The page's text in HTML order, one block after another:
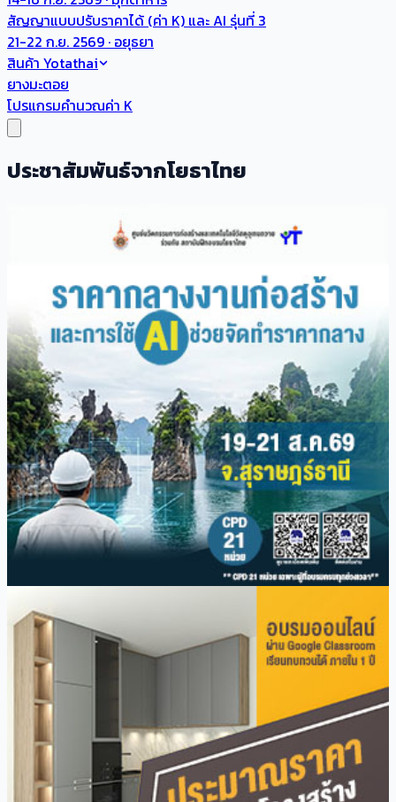
สัญญาแบบปรับราคาได้ (ค่า K) และ AI รุ่นที่ 3
21-22 ก.ย. 2569 · อยุธยา
สินค้า Yotathai
ยางมะตอย
โปรแกรมคำนวณค่า K
ประชาสัมพันธ์จากโยธาไทย